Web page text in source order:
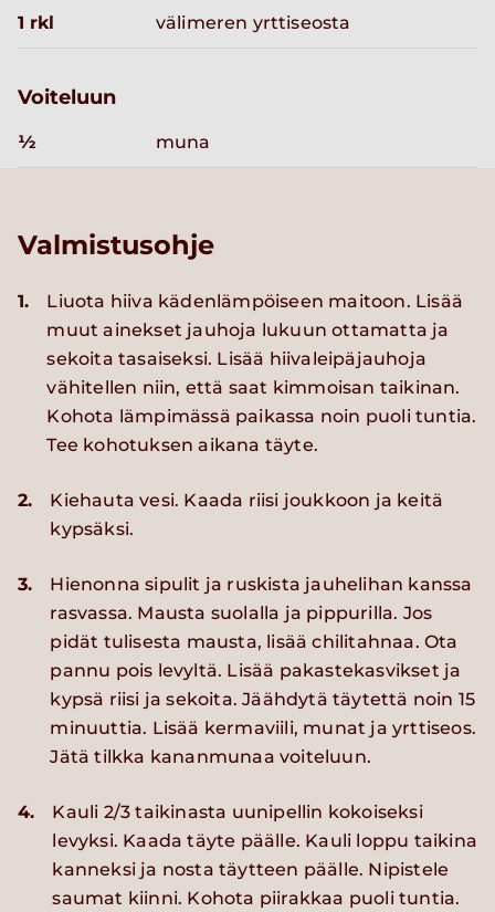
1 rkl välimeren yrttiseosta
Voiteluun
½ muna
Valmistusohje
1.
Liuota hiiva kädenlämpöiseen maitoon. Lisää
muut ainekset jauhoja lukuun ottamatta ja
sekoita tasaiseksi. Lisää hiivaleipäjauhoja
vähitellen niin, että saat kimmoisan taikinan.
Kohota lämpimässä paikassa noin puoli tuntia.
Tee kohotuksen aikana täyte.
2.
Kiehauta vesi. Kaada riisi joukkoon ja keitä
kypsäksi.
3.
Hienonna sipulit ja ruskista jauhelihan kanssa
rasvassa. Mausta suolalla ja pippurilla. Jos
pidät tulisesta mausta, lisää chilitahnaa. Ota
pannu pois levyltä. Lisää pakastekasvikset ja
kypsä riisi ja sekoita. Jäähdytä täytettä noin 15
minuuttia. Lisää kermaviili, munat ja yrttiseos.
Jätä tilkka kananmunaa voiteluun.
4.
Kauli 2/3 taikinasta uunipellin kokoiseksi
levyksi. Kaada täyte päälle. Kauli loppu taikina
kanneksi ja nosta täytteen päälle. Nipistele
saumat kiinni. Kohota piirakkaa puoli tuntia.